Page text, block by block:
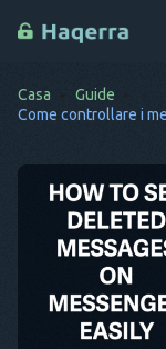
Casa
Guide
Come controllare i